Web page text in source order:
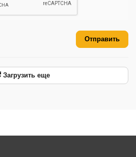
Отправить
Загрузить еще